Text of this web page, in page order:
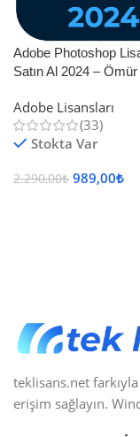
Adobe Photoshop
Satın Al 2024 –
Adobe Lisansları
(33)
Stokta Var
2.290,00₺ 989,00₺
teklisans.net farkıyla
erişim sağlayın.